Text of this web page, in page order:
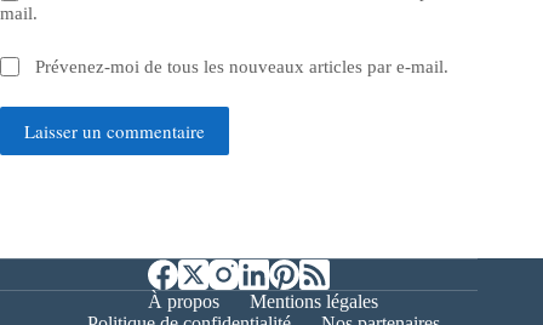
mail.
Prévenez-moi de tous les nouveaux articles par e-mail.
Laisser un commentaire
À propos
Mentions légales